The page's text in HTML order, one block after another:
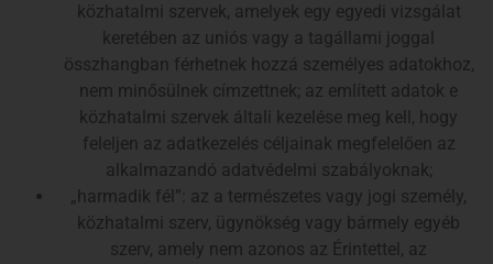
közhatalmi szervek, amelyek egy egyedi vizsgálat
keretében az uniós vagy a tagállami joggal
összhangban férhetnek hozzá személyes adatokhoz,
nem minősülnek címzettnek; az említett adatok e
közhatalmi szervek általi kezelése meg kell, hogy
feleljen az adatkezelés céljainak megfelelően az
alkalmazandó adatvédelmi szabályoknak;
„harmadik fél”: az a természetes vagy jogi személy,
közhatalmi szerv, ügynökség vagy bármely egyéb
szerv, amely nem azonos az Érintettel, az